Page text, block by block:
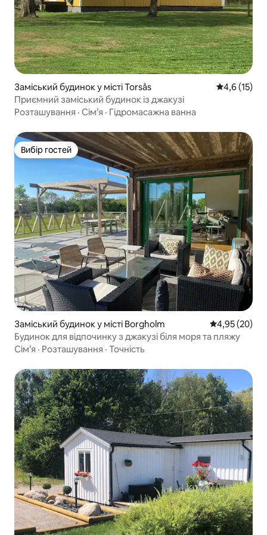
Заміський будинок у місті Torsås Середня
4,6 (15)
Приємний заміський будинок із джакузі
Розташування · Сім’я · Гідромасажна ванна
Вибір гостей
Вибір гостей
Заміський будинок у місті Borgholm Середня
4,95 (20)
Будинок для відпочинку з джакузі біля моря та пляжу
Сім’я · Розташування · Точність